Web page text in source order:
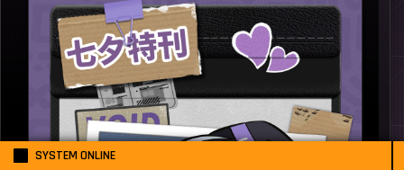
SYSTEM ONLINE